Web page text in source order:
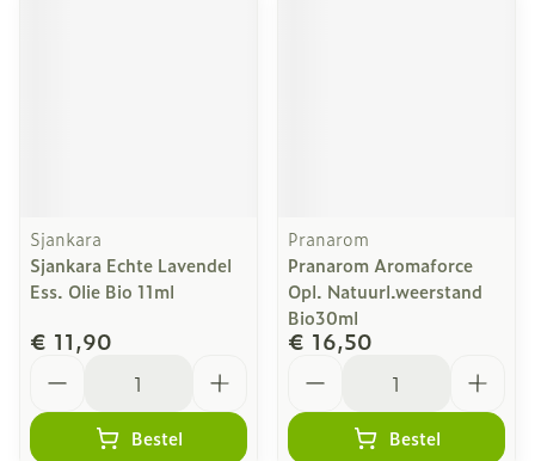
Sjankara
Sjankara Echte Lavendel
Ess. Olie Bio 11ml
€ 11,90
Bestel
Pranarom
Pranarom Aromaforce
Opl. Natuurl.weerstand
Bio30ml
€ 16,50
Bestel